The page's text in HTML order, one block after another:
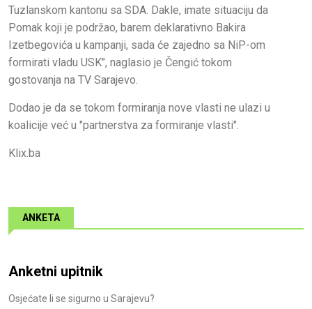
Tuzlanskom kantonu sa SDA. Dakle, imate situaciju da
Pomak koji je podržao, barem deklarativno Bakira
Izetbegovića u kampanji, sada će zajedno sa NiP-om
formirati vladu USK", naglasio je Čengić tokom
gostovanja na TV Sarajevo.
Dodao je da se tokom formiranja nove vlasti ne ulazi u
koalicije već u "partnerstva za formiranje vlasti".
Klix.ba
ANKETA
Anketni upitnik
Osjećate li se sigurno u Sarajevu?